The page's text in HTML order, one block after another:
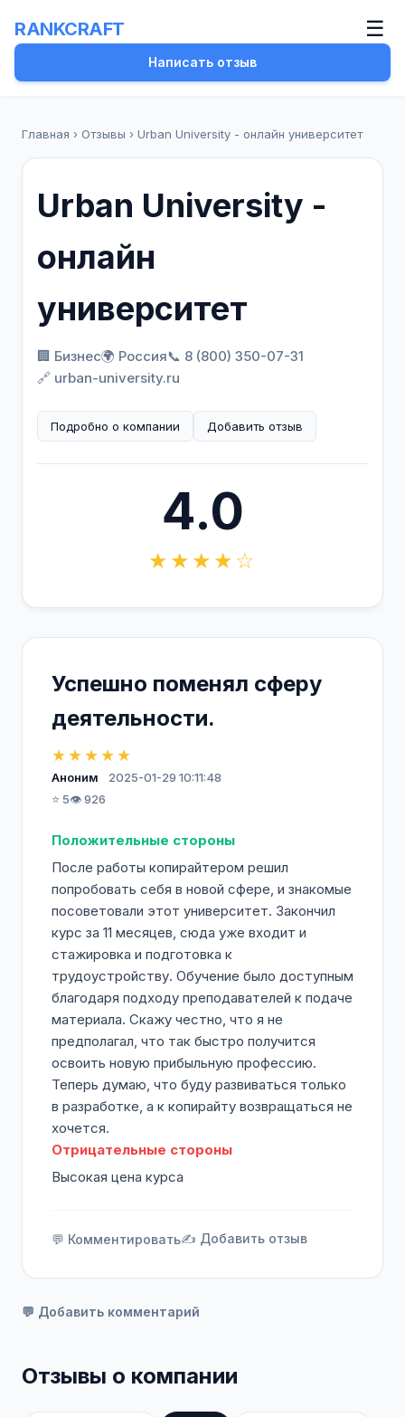
RANKCRAFT ☰
Написать отзыв
Главная › Отзывы › Urban University - онлайн университет
Urban University -
онлайн
университет
🏢 Бизнес🌍 Россия📞 8 (800) 350-07-31
🔗 urban-university.ru
Подробно о компании Добавить отзыв
4.0
★★★★☆
Успешно поменял сферу
деятельности.
★★★★★
Аноним
2025-01-29 10:11:48
⭐ 5👁️ 926
Положительные стороны
После работы копирайтером решил
попробовать себя в новой сфере, и знакомые
посоветовали этот университет. Закончил
курс за 11 месяцев, сюда уже входит и
стажировка и подготовка к
трудоустройству. Обучение было доступным
благодаря подходу преподавателей к подаче
материала. Скажу честно, что я не
предполагал, что так быстро получится
освоить новую прибыльную профессию.
Теперь думаю, что буду развиваться только
в разработке, а к копирайту возвращаться не
хочется.
Отрицательные стороны
Высокая цена курса
💬 Комментировать✍️ Добавить отзыв
💬 Добавить комментарий
Отзывы о компании